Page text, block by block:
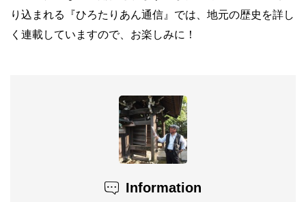
り込まれる『ひろたりあん通信』では、地元の歴史を詳し
く連載していますので、お楽しみに！
Information